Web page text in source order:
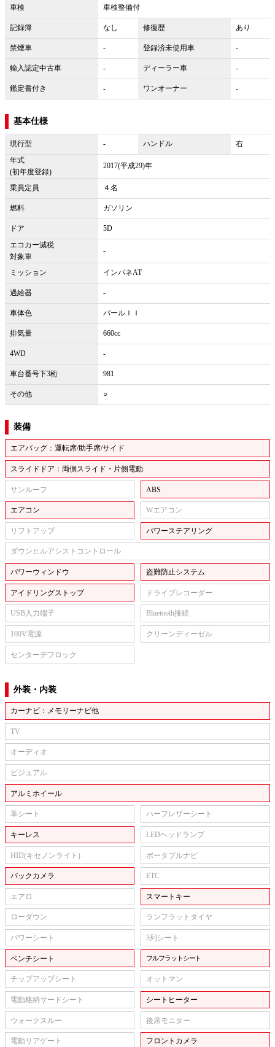
車検 車検整備付
記録簿 なし 修復歴 あり
禁煙車 - 登録済未使用車 -
輸入認定中古車 - ディーラー車 -
鑑定書付き - ワンオーナー -
基本仕様
現行型 - ハンドル
右
年式
(初年度登録)
2017(平成29)年
乗員定員 ４名
燃料 ガソリン
ドア
5D
エコカー減税
対象車
-
ミッション インパネAT
過給器 -
車体色 パールＩＩ
排気量 660cc
4WD -
車台番号下3桁 981
その他 ○
装備
エアバッグ：運転席/助手席/サイド
スライドドア：両側スライド・片側電動
サンルーフ ABS
エアコン Wエアコン
リフトアップ パワーステアリング
ダウンヒルアシストコントロール
パワーウィンドウ 盗難防止システム
アイドリングストップ ドライブレコーダー
USB入力端子 Bluetooth接続
100V電源 クリーンディーゼル
センターデフロック
外装・内装
カーナビ：メモリーナビ他
TV
オーディオ
ビジュアル
アルミホイール
革シート ハーフレザーシート
キーレス LEDヘッドランプ
HID(キセノンライト) ポータブルナビ
バックカメラ ETC
エアロ スマートキー
ローダウン ランフラットタイヤ
パワーシート 3列シート
ベンチシート フルフラットシート
チップアップシート オットマン
電動格納サードシート シートヒーター
ウォークスルー 後席モニター
電動リアゲート フロントカメラ